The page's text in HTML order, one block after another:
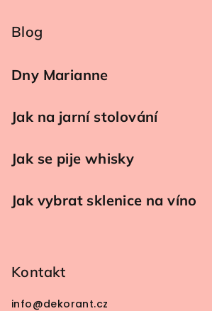
Blog
Dny Marianne
Jak na jarní stolování
Jak se pije whisky
Jak vybrat sklenice na víno
Kontakt
info@dekorant.cz